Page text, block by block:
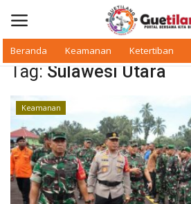
Beranda Keamanan Ketertiban
Masuk Daftar
Beranda
Daerah
Makan Bergizi
Tag: Sulawesi Utara
Keamanan